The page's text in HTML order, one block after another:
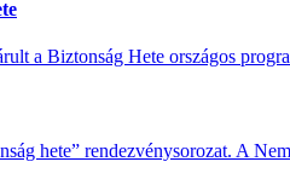
a Biztonság Hete országos
hete” rendezvénysorozat. A